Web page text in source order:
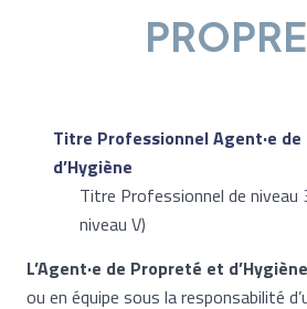
Titre Professionnel Agent·e
d’Hygiène
Titre Professionnel de niveau
niveau V)
L’Agent·e de Propreté et
ou en équipe sous la responsabilité